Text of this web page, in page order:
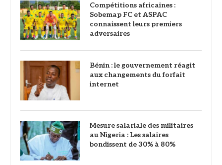
Compétitions africaines :
Sobemap FC et ASPAC
connaissent leurs premiers
adversaires
Bénin : le gouvernement réagit
aux changements du forfait
internet
Mesure salariale des militaires
au Nigeria : Les salaires
bondissent de 30% à 80%